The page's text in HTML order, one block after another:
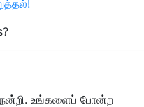
நன்றி. உங்களைப் போன்ற